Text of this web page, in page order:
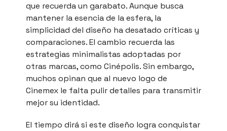
que recuerda un garabato. Aunque busca
mantener la esencia de la esfera, la
simplicidad del diseño ha desatado críticas y
comparaciones. El cambio recuerda las
estrategias minimalistas adoptadas por
otras marcas, como Cinépolis. Sin embargo,
muchos opinan que al nuevo logo de
Cinemex le falta pulir detalles para transmitir
mejor su identidad.
El tiempo dirá si este diseño logra conquistar